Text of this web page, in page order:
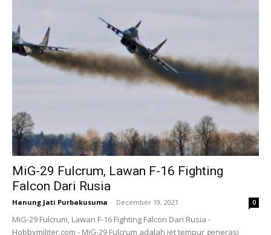
MiG-29 Fulcrum, Lawan F-16 Fighting
Falcon Dari Rusia
Hanung Jati Purbakusuma - December 19, 2021 0
MiG-29 Fulcrum, Lawan F-16 Fighting Falcon Dari Rusia -
Hobbymiliter.com - MiG-29 Fulcrum adalah jet tempur generasi